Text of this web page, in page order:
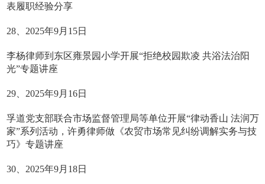
表履职经验分享
28、2025年9月15日
李杨律师到东区雍景园小学开展“拒绝校园欺凌 共浴法治阳
光”专题讲座
29、2025年9月16日
孚道党支部联合市场监督管理局等单位开展“律动香山 法润万
家”系列活动，许勇律师做《农贸市场常见纠纷调解实务与技
巧》专题讲座
30、2025年9月18日